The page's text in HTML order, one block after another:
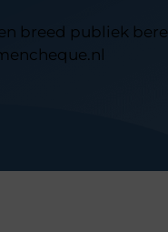
breed publiek